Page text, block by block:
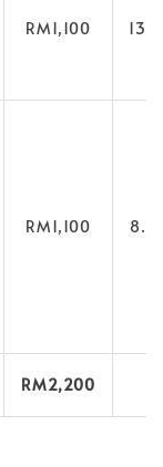
RM1,100
RM1,100
RM2,200